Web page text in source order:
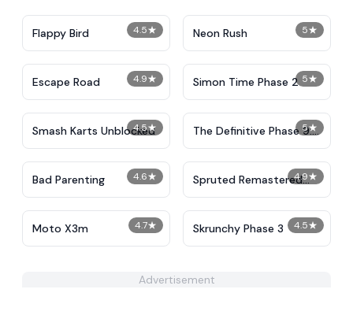
4.5★
Flappy Bird 5★
Neon Rush
4.9★
Escape Road 5★
Simon Time Phase 2
4.5★
Smash Karts Unblocked 5★
The Definitive Phase 9:
Demolition
4.6★
Bad Parenting 4.9★
Spruted Remastered
Alternative Phase 2
4.7★
Moto X3m 4.5★
Skrunchy Phase 3
Advertisement